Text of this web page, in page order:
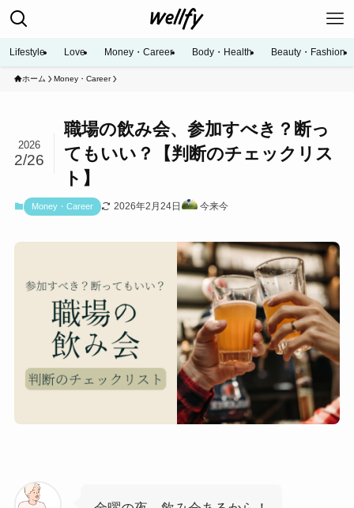
Lifestyle Love Money・Career Body・Health Beauty・Fashion
ホーム Money・Career
職場の飲み会、参加すべき？断っ
てもいい？【判断のチェックリス
ト】
2026
2/26
Money・Career 2026年2月24日 今来今